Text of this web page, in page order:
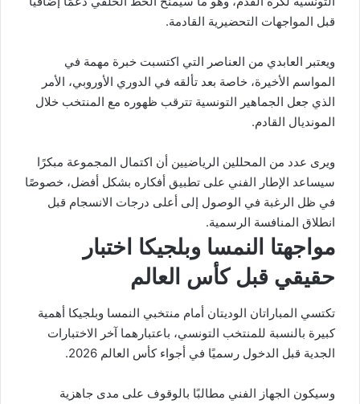
قبل المواجهات التحضيرية القادمة.
ويعتبر العابدي من العناصر التي اكتسبت خبرة مهمة في
المواسم الأخيرة، خاصة بعد تألقه في الدوري الأوروبي، الأمر
الذي جعل الجماهير التونسية تترقب ظهوره مع المنتخب خلال
المونديال القادم.
ويرى عدد من المحللين الرياضيين أن اكتمال المجموعة مبكرًا
سيساعد الإطار الفني على تطبيق أفكاره بشكل أفضل، خصوصًا
في ظل الرغبة في الوصول إلى أعلى درجات الانسجام قبل
انطلاق المنافسة الرسمية.
مواجهتا النمسا وبلجيكا اختبار
حقيقي قبل كأس العالم
تكتسي المباراتان الوديتان أمام منتخبي النمسا وبلجيكا أهمية
كبيرة بالنسبة للمنتخب التونسي، باعتبارهما آخر الاختبارات
الجدية قبل الدخول رسميًا في أجواء كأس العالم 2026.
وسيكون الجهاز الفني مطالبًا بالوقوف على مدى جاهزية